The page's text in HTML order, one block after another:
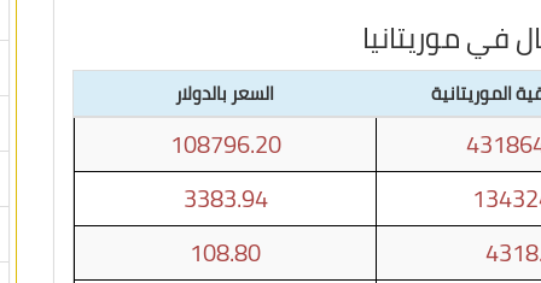
في موريتانيا
الموريتانية السعر بالدولار
108796.20
3383.94
108.80